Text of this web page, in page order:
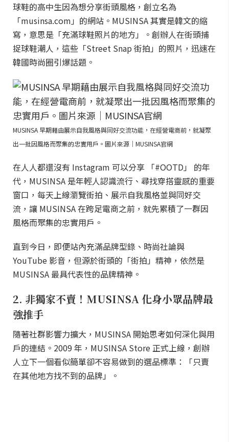
球鞋的高中生因為想分享街頭風格，創立名為
「musinsa.com」的網站。MUSINSA 其實是韓文的縮
寫，意思是「充滿球鞋照片的地方」。創辦人在街頭捕
捉球鞋潮人，這些「Street Snap 街拍」的照片，迅速在
韓國時尚圈引爆話題。
MUSINSA 早期藉由展示自我風格與同好交流功能，在經營電商前，就凝聚
出一批因風格而聚集的忠實用戶。圖片來源｜MUSINSA官網
在人人都還沒有 Instagram 可以分享 「#OOTD」 的年
代，MUSINSA 是年輕人認識流行、尋找穿搭靈感的重要
窗口，每天上線瀏覽街拍、展示自我風格並與同好交
流，讓 MUSINSA 在跨足電商之前，就先累積了一群因
風格而聚集的忠實用戶。
直到今日，即便站內充滿品牌型錄、時尚社論與
YouTube 影音，但源於街頭的「街拍」精神，依然是
MUSINSA 最具代表性的品牌精神。
2. 非獨家不賣！MUSINSA 化身小眾品牌最
強推手
隨著社群影響力擴大，MUSINSA 開始思考如何深化與用
戶的連結。2009 年，MUSINSA Store 正式上線，創辦
人立下一個看似簡單卻不容易做到的選品標準：「只賣
在其他地方找不到的品牌」。